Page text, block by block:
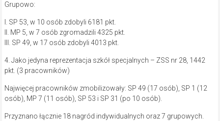
Grupowo:
I. SP 53, w 10 osób zdobyli 6181 pkt.
II. MP 5, w 7 osób zgromadzili 4325 pkt.
III. SP 49, w 17 osób zdobyli 4013 pkt.
4. Jako jedyna reprezentacja szkół specjalnych – ZSS nr 28, 1442
pkt. (3 pracowników)
Najwięcej pracowników zmobilizowały: SP 49 (17 osób), SP 1 (12
osób), MP 7 (11 osób), SP 53 i SP 31 (po 10 osób).
Przyznano łącznie 18 nagród indywidualnych oraz 7 grupowych.